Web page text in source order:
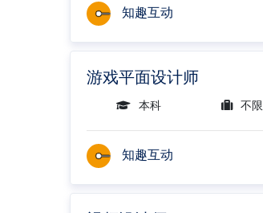
知趣互动
游戏平面设计师
本科 不限
知趣互动